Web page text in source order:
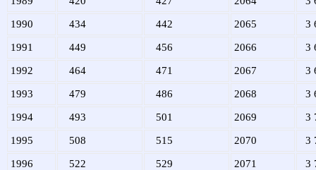
1990 434 442 2065 3
1991 449 456 2066 3
1992 464 471 2067 3
1993 479 486 2068 3
1994 493 501 2069 3
1995 508 515 2070 3
1996 522 529 2071 3